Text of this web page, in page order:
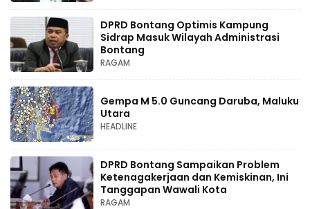
DPRD Bontang Optimis Kampung
Sidrap Masuk Wilayah Administrasi
Bontang
RAGAM
Gempa M 5.0 Guncang Daruba, Maluku
Utara
HEADLINE
DPRD Bontang Sampaikan Problem
Ketenagakerjaan dan Kemiskinan, Ini
Tanggapan Wawali Kota
RAGAM